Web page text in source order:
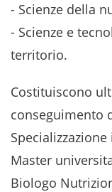
- Scienze della
- Scienze e
territorio.
Costituiscono
conseguimento
Master
Biologo